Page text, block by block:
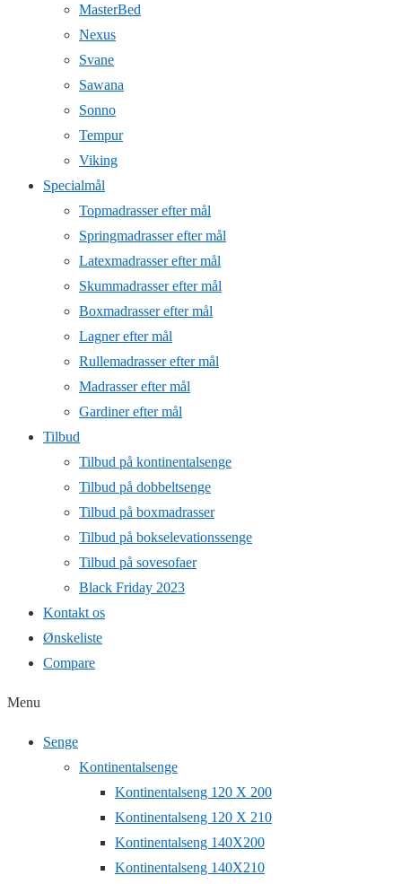
MasterBed
Nexus
Svane
Sawana
Sonno
Tempur
Viking
Specialmål
Topmadrasser efter mål
Springmadrasser efter mål
Latexmadrasser efter mål
Skummadrasser efter mål
Boxmadrasser efter mål
Lagner efter mål
Rullemadrasser efter mål
Madrasser efter mål
Gardiner efter mål
Tilbud
Tilbud på kontinentalsenge
Tilbud på dobbeltsenge
Tilbud på boxmadrasser
Tilbud på bokselevationssenge
Tilbud på sovesofaer
Black Friday 2023
Kontakt os
Ønskeliste
Compare
Menu
Senge
Kontinentalsenge
Kontinentalseng 120 X 200
Kontinentalseng 120 X 210
Kontinentalseng 140X200
Kontinentalseng 140X210